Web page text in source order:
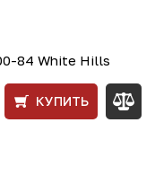
84 White Hills
КУПИТЬ